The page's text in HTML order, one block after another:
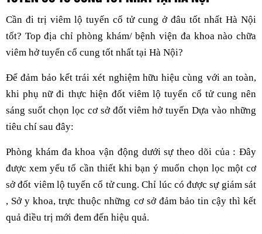
Cần đi trị viêm lộ tuyến cổ tử cung ở đâu tốt nhất Hà Nội
tốt? Top địa chỉ phòng khám/ bệnh viện đa khoa nào chữa
viêm hở tuyến cổ cung tốt nhất tại Hà Nội?
Để đảm bảo kết trái xét nghiệm hữu hiệu cùng với an toàn,
khi phụ nữ đi thực hiện đốt viêm lộ tuyến cổ tử cung nên
sáng suốt chọn lọc cơ sở đốt viêm hở tuyến Dựa vào những
tiêu chí sau đây:
Phòng khám đa khoa vận động dưới sự theo dõi của : Đây
được xem yếu tố cần thiết khi bạn ý muốn chọn lọc một cơ
sở đốt viêm lộ tuyến cổ tử cung. Chỉ lúc có được sự giám sát
, Sở y khoa, trực thuộc những cơ sở đảm bảo tin cậy thì kết
quả điều trị mới đem đến hiệu quả.